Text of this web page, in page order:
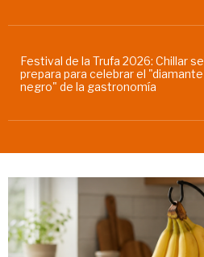
Festival de la Trufa 2026: Chillar se
prepara para celebrar el "diamante
negro" de la gastronomía